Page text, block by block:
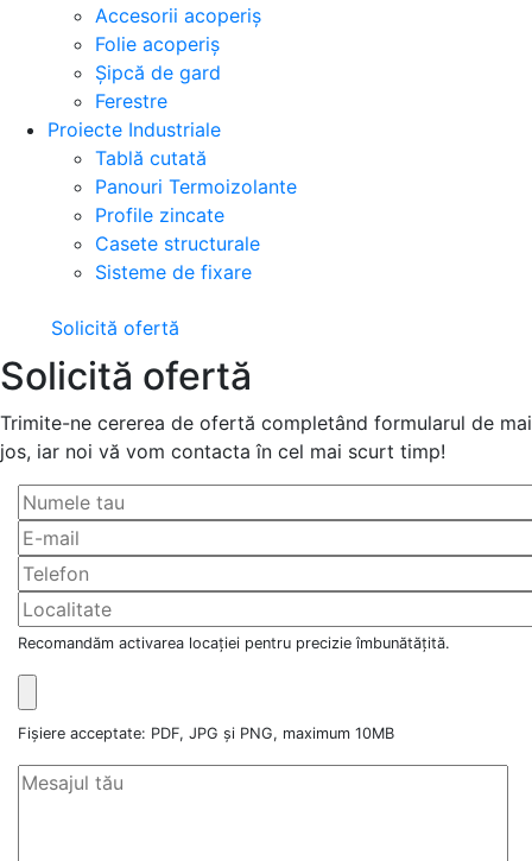
Accesorii acoperiș
Folie acoperiș
Șipcă de gard
Ferestre
Proiecte Industriale
Tablă cutată
Panouri Termoizolante
Profile zincate
Casete structurale
Sisteme de fixare
Solicită ofertă
Solicită ofertă
Trimite-ne cererea de ofertă completând formularul de mai
jos, iar noi vă vom contacta în cel mai scurt timp!
Recomandăm activarea locației pentru precizie îmbunătățită.
Fișiere acceptate: PDF, JPG și PNG, maximum 10MB